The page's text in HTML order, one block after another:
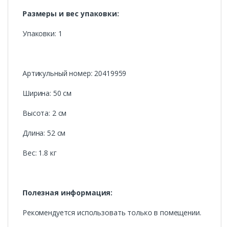
Размеры и вес упаковки:
Упаковки: 1
Артикульный номер: 20419959
Ширина: 50 см
Высота: 2 см
Длина: 52 см
Вес: 1.8 кг
Полезная информация:
Рекомендуется использовать только в помещении.